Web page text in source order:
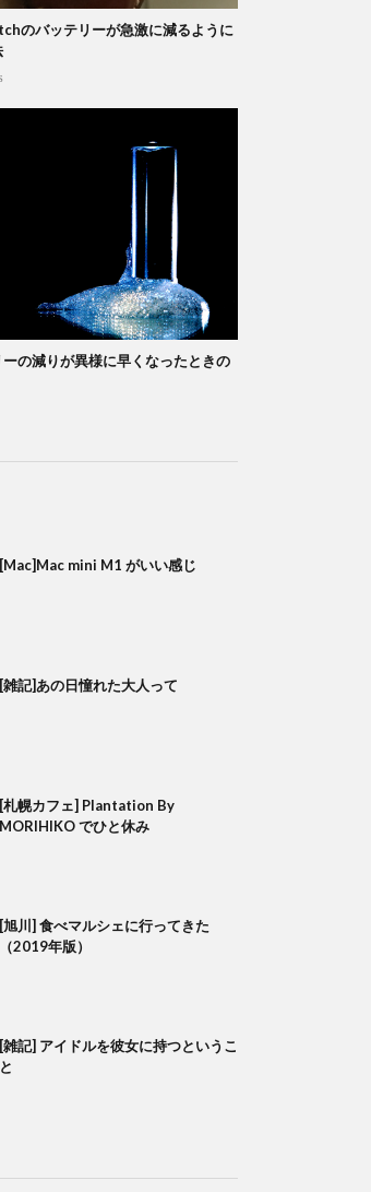
のバッテリーが急激に減るように
の減りが異様に早くなったときの
[Mac]Mac mini M1 がいい感じ
[雑記]あの日憧れた大人って
[札幌カフェ] Plantation By
MORIHIKO でひと休み
[旭川] 食べマルシェに行ってきた
（2019年版）
[雑記] アイドルを彼女に持つというこ
と